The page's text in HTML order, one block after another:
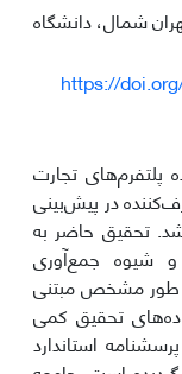
شمال، دانشگاه
https://
تجارت
در پیش‌بینی
تحقیق حاضر به
شیوه جمع‌آوری
طور مشخص مبتنی
تحقیق کمی
استاندارد